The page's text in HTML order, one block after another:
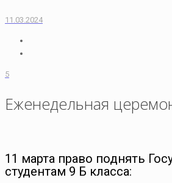
11.03.2024
5
Еженедельная
11 марта право поднять
студентам 9 Б класса: